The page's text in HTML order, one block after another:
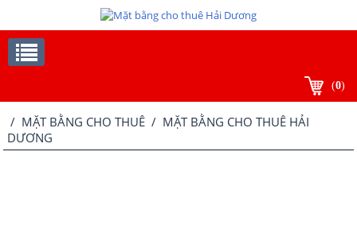
(0)
/ MẶT BẰNG CHO THUÊ / MẶT BẰNG CHO THUÊ HẢI
DƯƠNG